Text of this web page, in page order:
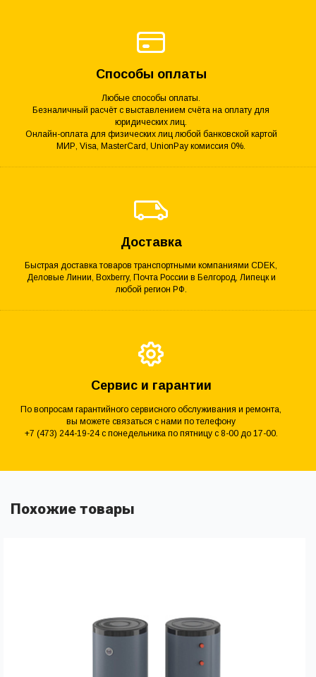
Способы оплаты
Любые способы оплаты.
Безналичный расчёт с выставлением счёта на оплату для
юридических лиц.
Онлайн-оплата для физических лиц любой банковской картой
МИР, Visa, MasterCard, UnionPay комиссия 0%.
Доставка
Быстрая доставка товаров транспортными компаниями CDEK,
Деловые Линии, Boxberry, Почта России в Белгород, Липецк и
любой регион РФ.
Сервис и гарантии
По вопросам гарантийного сервисного обслуживания и ремонта,
вы можете связаться с нами по телефону
+7 (473) 244-19-24 с понедельника по пятницу с 8-00 до 17-00.
Похожие товары